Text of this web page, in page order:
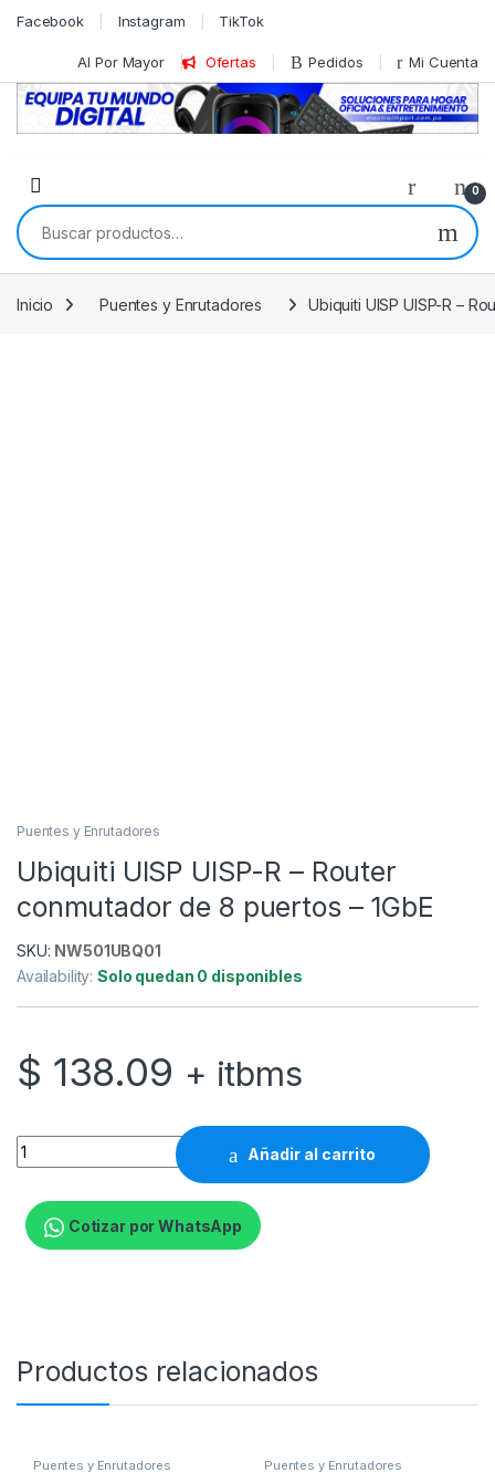
Skip to navigation
Skip to content
Facebook Instagram TikTok
Al Por Mayor Ofertas Pedidos Mi Cuenta
0
Buscar por:
Inicio Puentes y Enrutadores Ubiquiti UISP UISP-R –
Puentes y Enrutadores
Ubiquiti UISP UISP-R – Router
conmutador de 8 puertos – 1GbE
SKU: NW501UBQ01
Availability:Solo quedan 0 disponibles
$ 138.09 + itbms
Ubiquiti UISP UISP-R - Router conmutador de 8 puertos -
Añadir al carrito
Cotizar por WhatsApp
Productos relacionados
Puentes y Enrutadores Puentes y Enrutadores